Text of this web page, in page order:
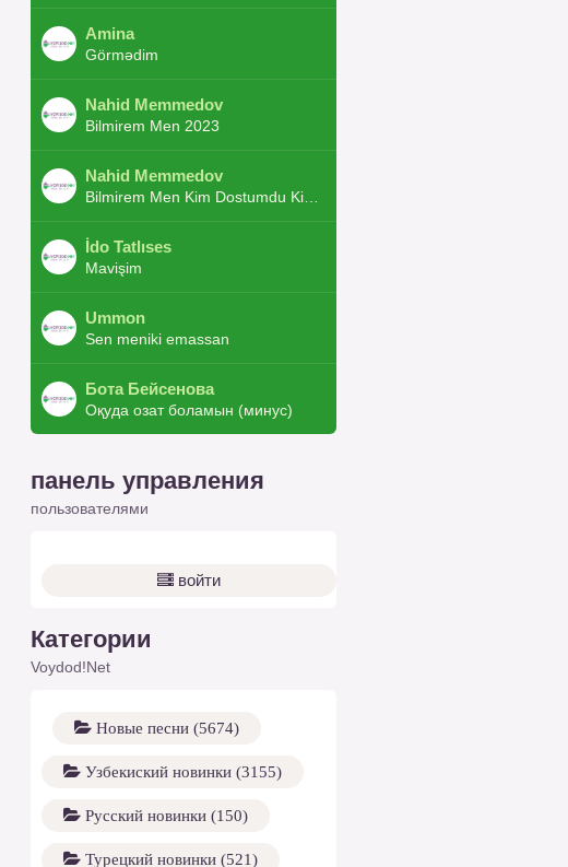
Amina
Görmədim
Nahid Memmedov
Bilmirem Men 2023
Nahid Memmedov
İdo Tatlıses
Mavişim
Ummon
Sen meniki emassan
Бота Бейсенова
Оқуда озат боламын (минус)
панель управления
пользователями
войти
Категории
Voydod!Net
Новые песни (5674)
Узбекиский новинки (3155)
Русский новинки (150)
Турецкий новинки (521)